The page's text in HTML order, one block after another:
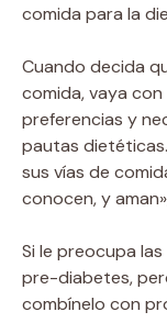
comida para la
Cuando decida
comida, vaya
preferencias y
pautas
sus vías de
conocen, y
Si le preocupa
pre-diabetes,
combínelo con